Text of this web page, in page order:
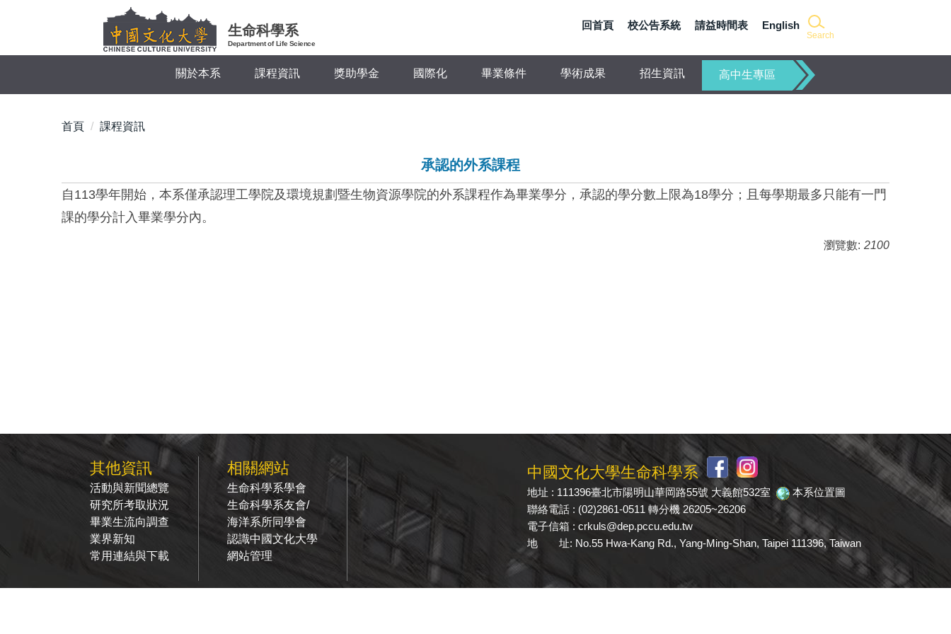
容
生命科學系
Department of Life Science
Search
回首頁 校公告系統 請益時間表 English
關於本系 課程資訊 獎助學金 國際化 畢業條件 學術成果 招生資訊 高中生專區
首頁 課程資訊
承認的外系課程
自113學年開始，本系僅承認理工學院及環境規劃暨生物資源學院的外系課程作為畢業學分，承認的學分數上限為18學分；且每學期最多只能有一門
課的學分計入畢業學分內。
瀏覽數: 2100
其他資訊
活動與新聞總覽
研究所考取狀況
畢業生流向調查
業界新知
常用連結與下載
相關網站
生命科學系學會
生命科學系友會/
海洋系所同學會
認識中國文化大學
網站管理
中國文化大學生命科學系
地址 : 111396臺北市陽明山華岡路55號 大義館532室
本系位置圖
聯絡電話 : (02)2861-0511 轉分機 26205~26206
電子信箱 : crkuls@dep.pccu.edu.tw
地 址: No.55 Hwa-Kang Rd., Yang-Ming-Shan, Taipei 111396, Taiwan